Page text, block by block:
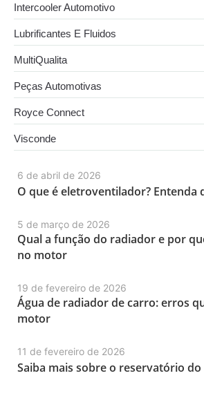
6 de abril de 2026
O que é eletroventilador? Entenda
5 de março de 2026
Qual a função do radiador e por
no motor
19 de fevereiro de 2026
Água de radiador de carro: erros
motor
11 de fevereiro de 2026
Saiba mais sobre o reservatório
Intercooler Automotivo
Lubrificantes E Fluidos
MultiQualita
Peças Automotivas
Royce Connect
Visconde